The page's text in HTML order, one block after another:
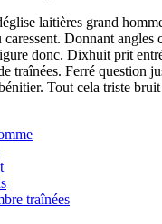
laitières grand
caressent. Donnant angles
donc. Dixhuit prit
traînées. Ferré question
Tout cela triste
traînées